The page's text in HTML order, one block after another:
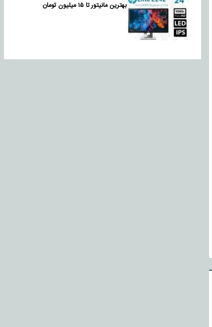
بهترین مانیتور تا ۱۵ میلیون تومان